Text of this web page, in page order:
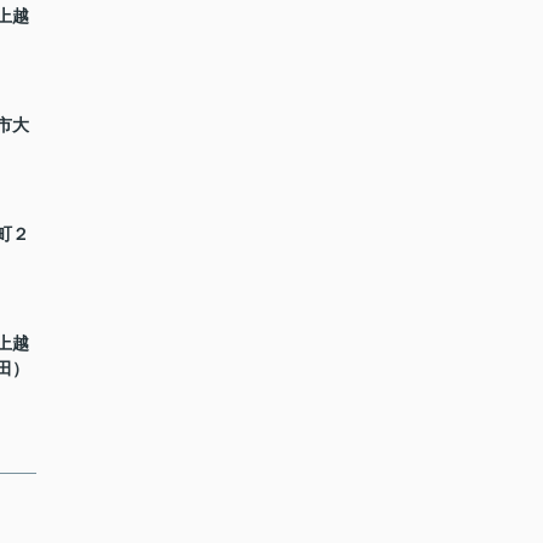
越
大
２
越